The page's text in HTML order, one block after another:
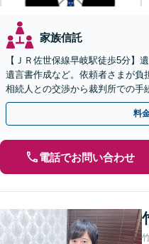
家族信託
【ＪＲ佐世保線早岐駅徒歩5分】
遺言書作成など。依頼者さまが負
相続人との交渉から裁判所での手
点に計6人弁護士在籍】
料
電話でお問い合わせ